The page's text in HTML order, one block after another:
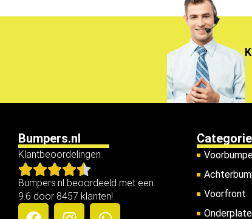
Bumpers.nl
Klantbeoordelingen
Bumpers.nl beoordeeld met een
9.6 door 8457 klanten!
Voorfront